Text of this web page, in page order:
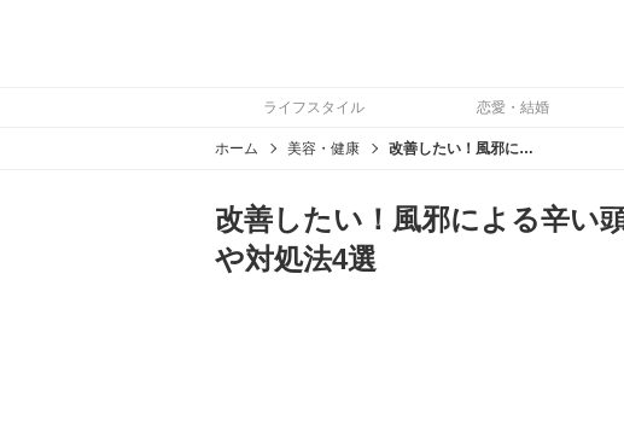
ライフスタイル 恋愛・結婚
ホーム 美容・健康 改善したい！風邪による辛い頭痛を解消するための治し方や対処法4選
改善したい！風邪による辛い
や対処法4選